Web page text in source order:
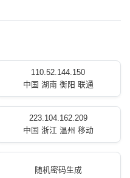
110.52.144.150
中国 湖南 衡阳 联通
223.104.162.209
中国 浙江 温州 移动
随机密码生成